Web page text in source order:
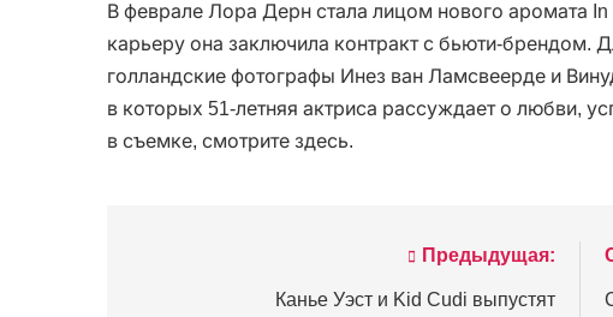
В феврале Лора Дерн стала лицом нового аромата
карьеру она заключила контракт с бьюти-брендом.
голландские фотографы Инез ван Ламсвеерде и
в которых 51-летняя актриса рассуждает о любви,
в съемке, смотрите здесь.
Предыдущая:
Канье Уэст и Kid Cudi выпустят